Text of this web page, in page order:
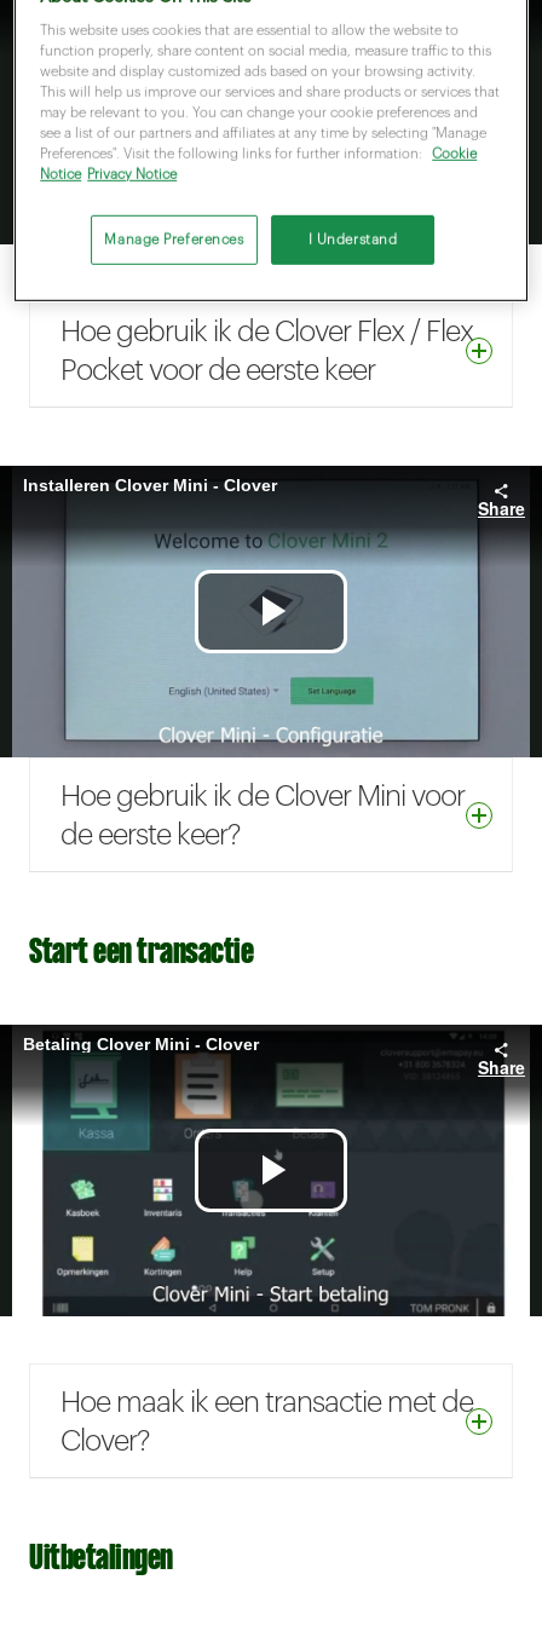
Hoe gebruik ik de Clover Flex / Flex
Pocket voor de eerste keer
Hoe gebruik ik de Clover Mini voor
de eerste keer?
Start een transactie
Hoe maak ik een transactie met de
Clover?
Uitbetalingen
This website uses cookies that are essential to allow the website to
function properly, share content on social media, measure traffic to this
website and display customized ads based on your browsing activity.
This will help us improve our services and share products or services that
may be relevant to you. You can change your cookie preferences and
see a list of our partners and affiliates at any time by selecting "Manage
Preferences". Visit the following links for further information:
Cookie
Notice
Privacy Notice
Manage Preferences I Understand